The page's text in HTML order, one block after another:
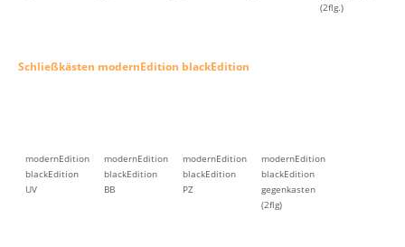
(2flg.)
Schließkästen modernEdition blackEdition
modernEdition
blackEdition
UV
modernEdition
blackEdition
BB
modernEdition
blackEdition
PZ
modernEdition
blackEdition
gegenkasten
(2flg)